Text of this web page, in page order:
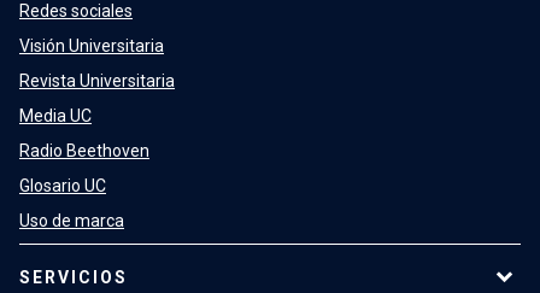
Redes sociales
Visión Universitaria
Revista Universitaria
Media UC
Radio Beethoven
Glosario UC
Uso de marca
SERVICIOS